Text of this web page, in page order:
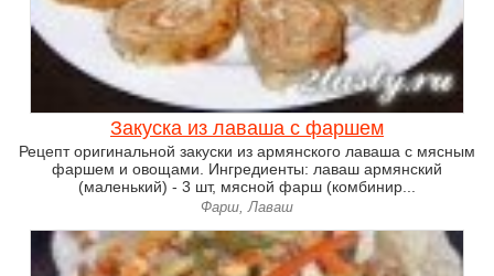
Закуска из лаваша с фаршем
Рецепт оригинальной закуски из армянского лаваша с мясным
фаршем и овощами. Ингредиенты: лаваш армянский
(маленький) - 3 шт, мясной фарш (комбинир...
Фарш, Лаваш